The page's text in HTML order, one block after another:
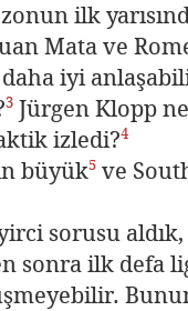
ilk
Mata ve
iyi
3 Jürgen Klopp
izledi?4
büyük5 ve
sorusu aldık,
sonra ilk defa